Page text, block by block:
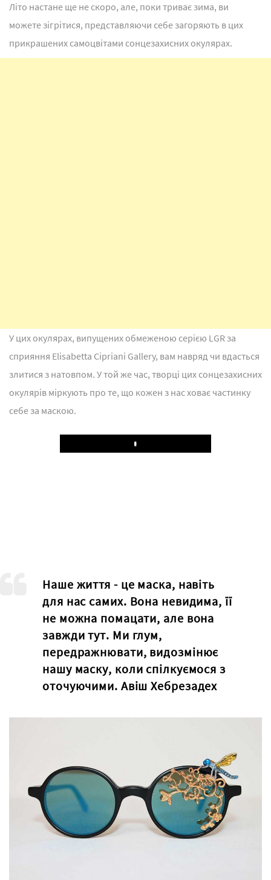
Літо настане ще не скоро, але, поки триває зима, ви
можете зігрітися, представляючи себе загоряють в цих
прикрашених самоцвітами сонцезахисних окулярах.
У цих окулярах, випущених обмеженою серією LGR за
сприяння Elisabetta Cipriani Gallery, вам навряд чи вдасться
злитися з натовпом. У той же час, творці цих сонцезахисних
окулярів міркують про те, що кожен з нас ховає частинку
себе за маскою.
Play
Наше життя - це маска, навіть
для нас самих. Вона невидима, її
не можна помацати, але вона
завжди тут. Ми глум,
передражнювати, видозмінює
нашу маску, коли спілкуємося з
оточуючими. Авіш Хебрезадех